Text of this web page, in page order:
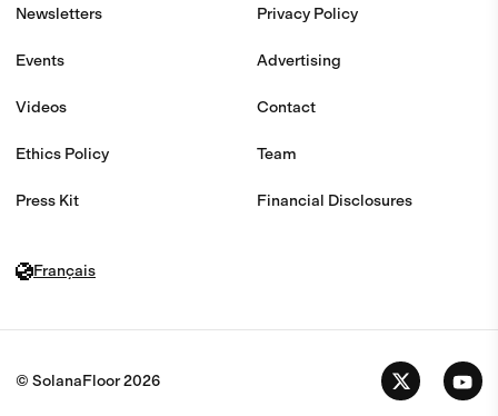
Newsletters
Events
Videos
Ethics Policy
Press Kit
Privacy Policy
Advertising
Contact
Team
Financial Disclosures
Français
© SolanaFloor2026